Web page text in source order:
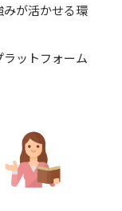
みが活かせる環
ットフォーム